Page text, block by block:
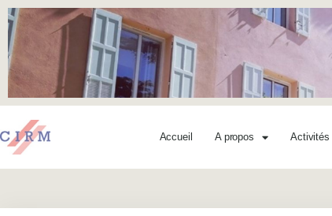
Accueil A propos Activités